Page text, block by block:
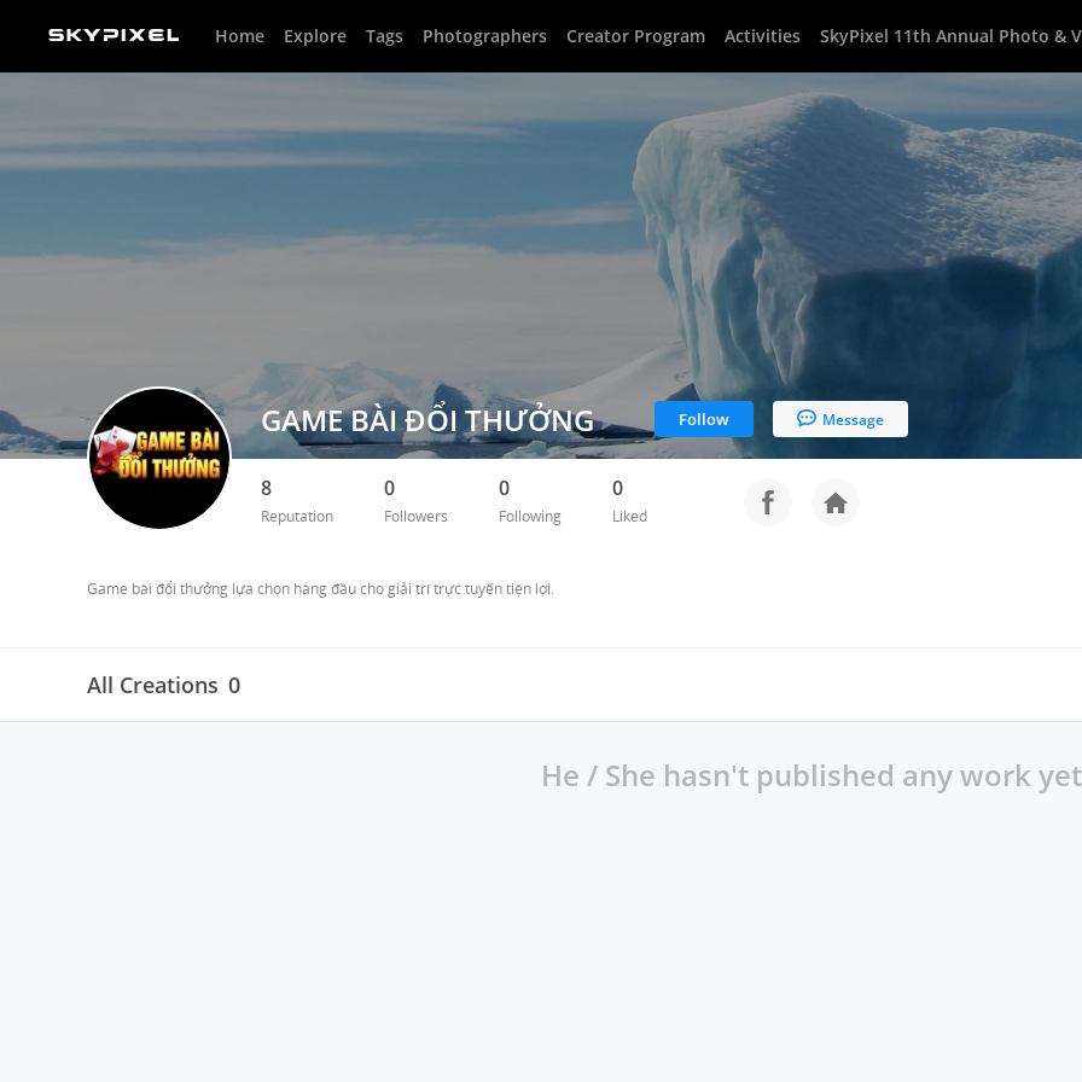
Home Explore Tags Photographers Creator Program Activities SkyPixel 11th Annual Photo &
GAME BÀI ĐỔI THƯỞNG Follow Message
8
Reputation
0
Followers
0
Following
0
Liked
Game bài đổi thưởng lựa chọn hàng đầu cho giải trí trực tuyến tiện lợi.
All Creations 0
He / She hasn't published any work yet